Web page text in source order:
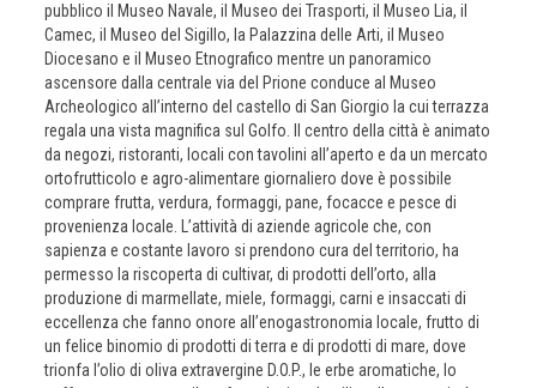
pubblico il Museo Navale, il Museo dei Trasporti, il Museo Lia, il
Camec, il Museo del Sigillo, la Palazzina delle Arti, il Museo
Diocesano e il Museo Etnografico mentre un panoramico
ascensore dalla centrale via del Prione conduce al Museo
Archeologico all’interno del castello di San Giorgio la cui terrazza
regala una vista magnifica sul Golfo. Il centro della città è animato
da negozi, ristoranti, locali con tavolini all’aperto e da un mercato
ortofrutticolo e agro-alimentare giornaliero dove è possibile
comprare frutta, verdura, formaggi, pane, focacce e pesce di
provenienza locale. L’attività di aziende agricole che, con
sapienza e costante lavoro si prendono cura del territorio, ha
permesso la riscoperta di cultivar, di prodotti dell’orto, alla
produzione di marmellate, miele, formaggi, carni e insaccati di
eccellenza che fanno onore all’enogastronomia locale, frutto di
un felice binomio di prodotti di terra e di prodotti di mare, dove
trionfa l’olio di oliva extravergine D.O.P., le erbe aromatiche, lo